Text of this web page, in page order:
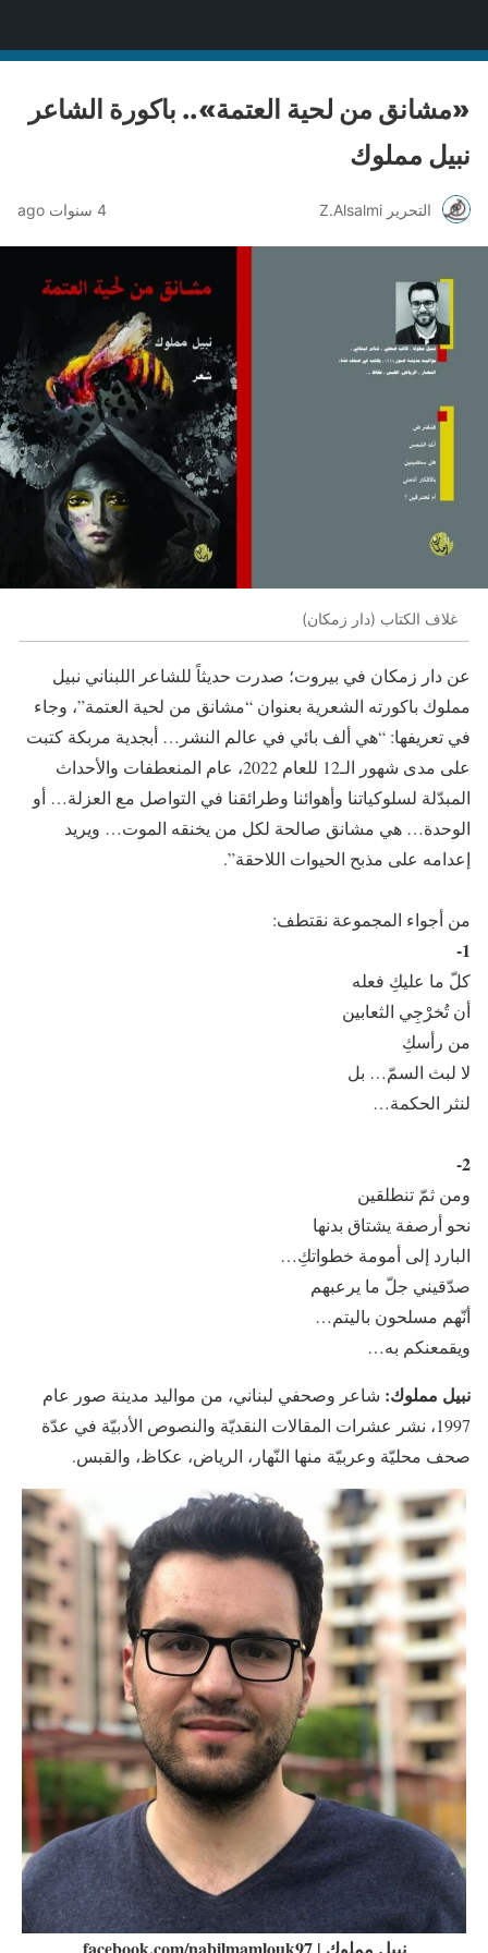
«مشانق من لحية العتمة».. باكورة الشاعر
نبيل مملوك
التحرير Z.Alsalmi 4 سنوات ago
غلاف الكتاب (دار زمكان)
عن دار زمكان في بيروت؛ صدرت حديثاً للشاعر اللبناني نبيل
مملوك باكورته الشعرية بعنوان “مشانق من لحية العتمة”، وجاء
في تعريفها: “هي ألف بائي في عالم النشر… أبجدية مربكة كتبت
على مدى شهور الـ12 للعام 2022، عام المنعطفات والأحداث
المبدّلة لسلوكياتنا وأهوائنا وطرائقنا في التواصل مع العزلة… أو
الوحدة… هي مشانق صالحة لكل من يخنقه الموت… ويريد
إعدامه على مذبح الحيوات اللاحقة”.
من أجواء المجموعة نقتطف:
1-
كلّ ما عليكِ فعله
أن تُخرْجِي الثعابين
من رأسكِ
لا لبث السمّ… بل
لنثر الحكمة…
2-
ومن ثمّ تنطلقين
نحو أرصفة يشتاق بدنها
البارد إلى أمومة خطواتكِ…
صدّقيني جلّ ما يرعبهم
أنّهم مسلحون باليتم…
ويقمعنكم به…
نبيل مملوك: شاعر وصحفي لبناني، من مواليد مدينة صور عام
1997، نشر عشرات المقالات النقديّة والنصوص الأدبيّة في عدّة
صحف محليّة وعربيّة منها النّهار، الرياض، عكاظ، والقبس.
نبيل مملوك | facebook.com/nabilmamlouk97